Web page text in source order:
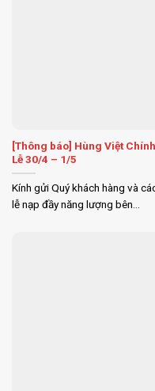
[Thông báo] Hùng Việt
Lễ 30/4 – 1/5
Kính gửi Quý khách hàng và
lễ nạp đầy năng lượng bên...